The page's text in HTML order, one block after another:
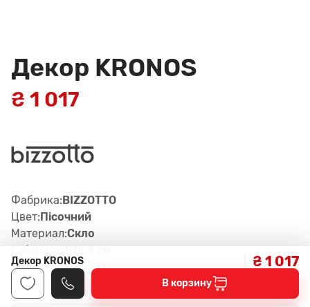
Декор KRONOS
₴ 1 017
Фабрика:BIZZOTTO
Цвет:Пісочний
Материал:Скло
Габариты:
h15,3 см
Артикул:0185391
Декор KRONOS ₴ 1 017
В корзину